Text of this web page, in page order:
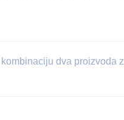
dvа proizvodа